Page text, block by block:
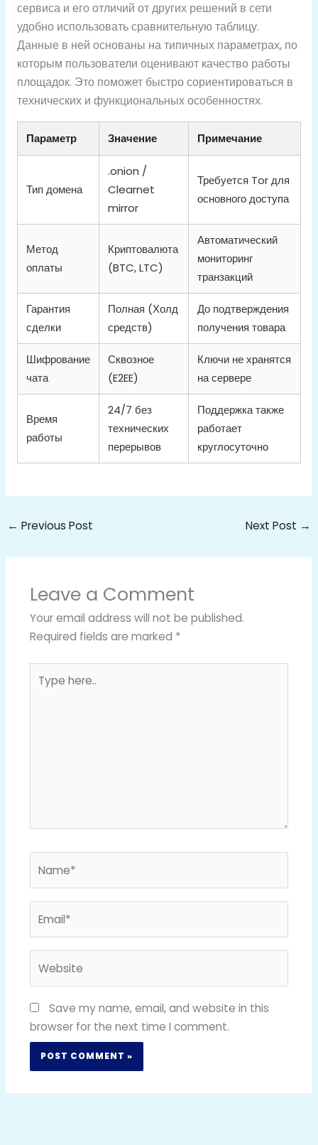
сервиса и его отличий от других решений в сети
удобно использовать сравнительную таблицу.
Данные в ней основаны на типичных параметрах, по
которым пользователи оценивают качество работы
площадок. Это поможет быстро сориентироваться в
технических и функциональных особенностях.
Параметр Значение Примечание
Тип домена
.onion /
Clearnet
mirror
Требуется Tor для
основного доступа
Метод
оплаты
Криптовалюта
(BTC, LTC)
Автоматический
мониторинг
транзакций
Гарантия
сделки
Полная (Холд
средств)
До подтверждения
получения товара
Шифрование
чата
Сквозное
(E2EE)
Ключи не хранятся
на сервере
Время
работы
24/7 без
технических
перерывов
Поддержка также
работает
круглосуточно
← Previous Post Next Post →
Leave a Comment
Your email address will not be published.
Required fields are marked *
here..
Save my name, email, and website in this
browser for the next time I comment.